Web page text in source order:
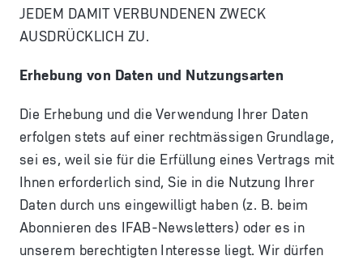
JEDEM DAMIT VERBUNDENEN ZWECK
AUSDRÜCKLICH ZU.
Erhebung von Daten und Nutzungsarten
Die Erhebung und die Verwendung Ihrer Daten
erfolgen stets auf einer rechtmässigen Grundlage,
sei es, weil sie für die Erfüllung eines Vertrags mit
Ihnen erforderlich sind, Sie in die Nutzung Ihrer
Daten durch uns eingewilligt haben (z. B. beim
Abonnieren des IFAB-Newsletters) oder es in
unserem berechtigten Interesse liegt. Wir dürfen